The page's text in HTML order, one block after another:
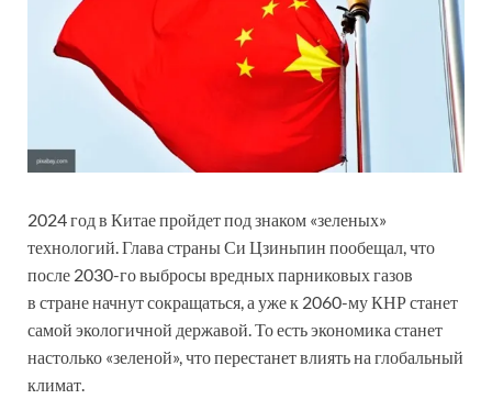
2024 год в Китае пройдет под знаком «зеленых»
технологий. Глава страны Си Цзиньпин пообещал, что
после 2030-го выбросы вредных парниковых газов
в стране начнут сокращаться, а уже к 2060-му КНР станет
самой экологичной державой. То есть экономика станет
настолько «зеленой», что перестанет влиять на глобальный
климат.